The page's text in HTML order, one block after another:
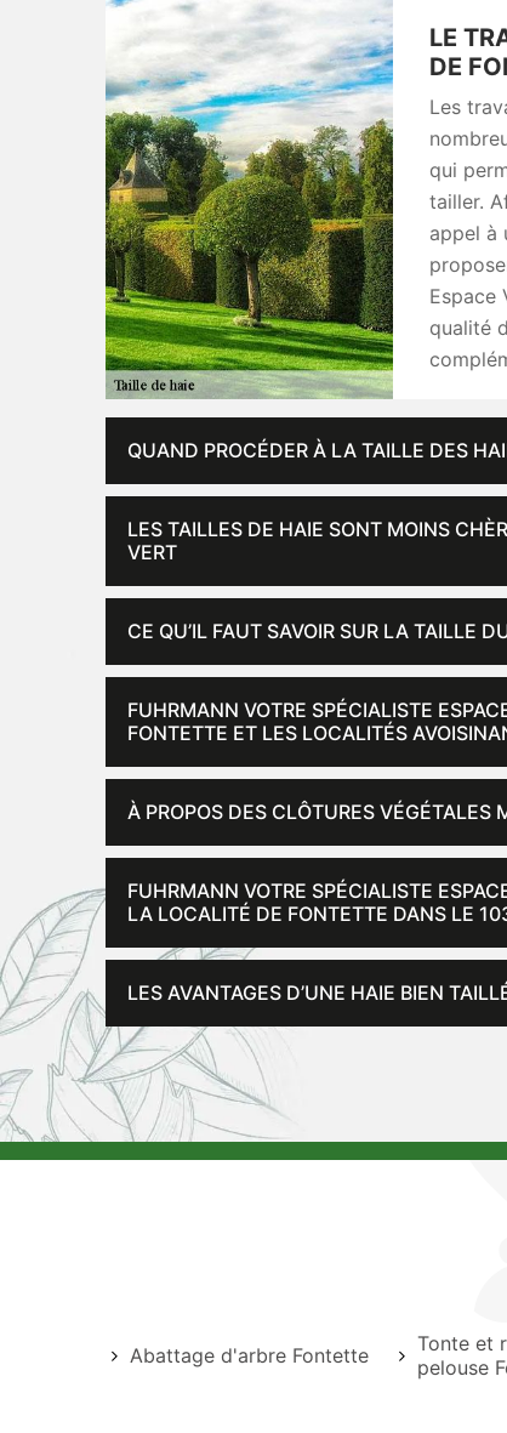
LE
DE
Les
qui
tailler.
appel à
Espace
qualité
QUAND PROCÉDER À LA TAILLE DES
LES TAILLES DE HAIE SONT MOINS
VERT
CE QU’IL FAUT SAVOIR SUR LA TAILLE
FUHRMANN VOTRE SPÉCIALISTE
FONTETTE ET LES LOCALITÉS
À PROPOS DES CLÔTURES VÉGÉTALES
FUHRMANN VOTRE SPÉCIALISTE
LA LOCALITÉ DE FONTETTE DANS LE
LES AVANTAGES D’UNE HAIE BIEN
Abattage d'arbre Fontette
Tonte et
pelouse